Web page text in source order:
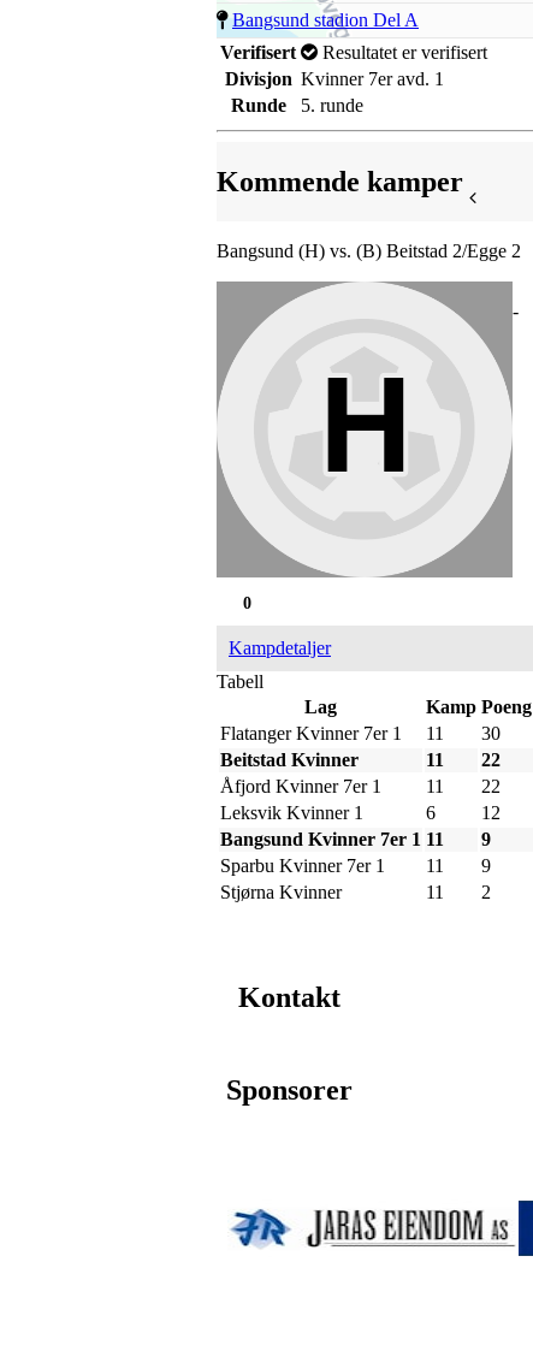
Bangsund stadion Del A
Verifisert
Resultatet er verifisert
Divisjon Kvinner 7er avd. 1
Runde
5. runde
Kommende kamper
Bangsund (H) vs. (B) Beitstad 2/Egge 2
-
0
Kampdetaljer
Tabell
Lag
Kamp Poeng
Flatanger Kvinner 7er 1
11
30
Beitstad Kvinner
11
22
Åfjord Kvinner 7er 1
11
22
Leksvik Kvinner 1
6
12
Bangsund Kvinner 7er 1 11
9
Sparbu Kvinner 7er 1
11
9
Stjørna Kvinner
11 2
Kontakt
Sponsorer